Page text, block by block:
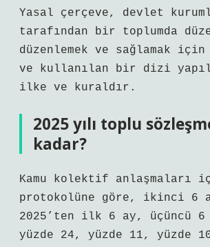
Yasal çerçeve, devlet
tarafından bir toplumda
düzenlemek ve sağlamak
ve kullanılan bir dizi
ilke ve kuraldır.
2025 yılı toplu
kadar?
Kamu kolektif anlaşmaları
protokolüne göre, ikinci 6
2025’ten ilk 6 ay, üçüncü
yüzde 24, yüzde 11, yüzde